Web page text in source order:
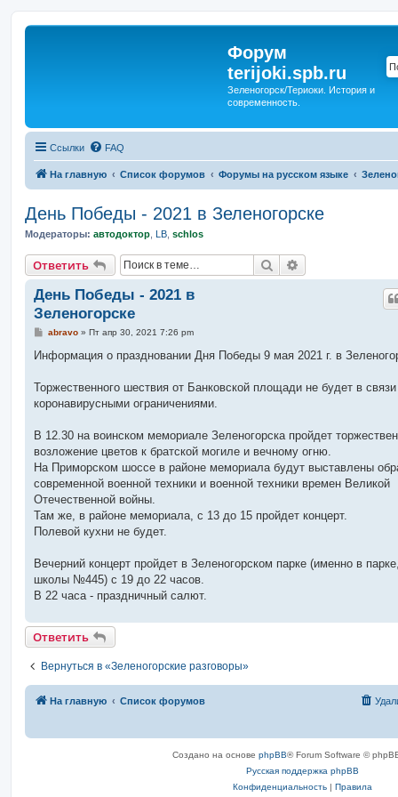
Форум
terijoki.spb.ru
Зеленогорск/Териоки. История и
современность.
Ссылки FAQ
На главную Список форумов Форумы на русском языке
День Победы - 2021 в Зеленогорске
Модераторы: автодоктор LB schlos
Ответить Поиск
День Победы - 2021 в
Зеленогорске
С
о
е
н
и
abravo» Пт апр 30, 2021 7:26 pm
Информация о праздновании Дня Победы 9 мая 2021 г. в
Торжественного шествия от Банковской площади не будет в
коронавирусными ограничениями.
В 12.30 на воинском мемориале Зеленогорска пройдет
возложение цветов к братской могиле и вечному огню.
На Приморском шоссе в районе мемориала будут выставлены
современной военной техники и военной техники времен Великой
Отечественной войны.
Там же, в районе мемориала, с 13 до 15 пройдет концерт.
Полевой кухни не будет.
Вечерний концерт пройдет в Зеленогорском парке (именно в
школы №445) с 19 до 22 часов.
В 22 часа - праздничный салют.
Ответить
Вернуться в «Зеленогорские разговоры»
На главную Список форумов
Создано на основе phpBB® Forum Software ©
Русская поддержка phpBB
Конфиденциальность | Правила